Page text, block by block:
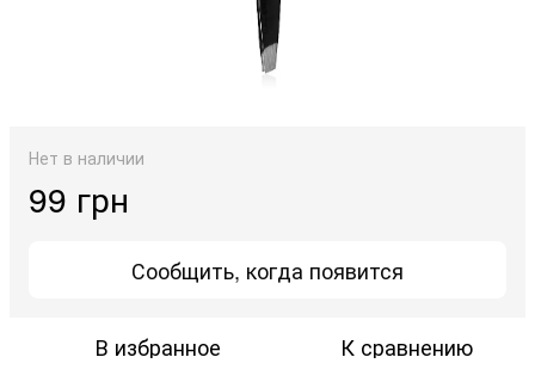
Нет в наличии
99 грн
Сообщить, когда появится
В избранное К сравнению